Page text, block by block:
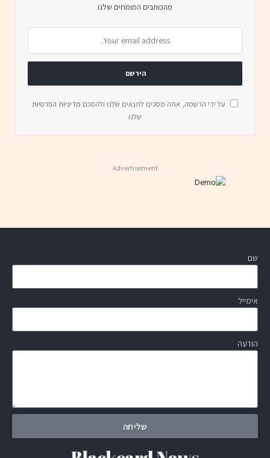
מהכותבים המומחים שלנו
על ידי הרשמה, אתה מסכים לתנאים שלנו ולהסכם מדיניות הפרטיות
שלנו
Advertisement
שם
אימייל
הודעה
שליחה